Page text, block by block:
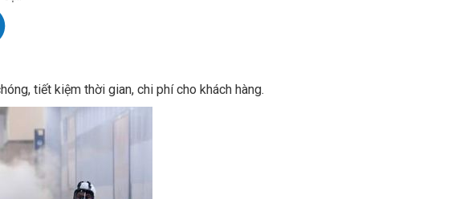
tiết kiệm thời gian, chi phí cho khách hàng.